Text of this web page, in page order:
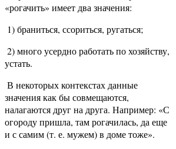
«рогачить» имеет два значения:
1) браниться, ссориться, ругаться;
2) много усердно работать по хозяйству,
устать.
В некоторых контекстах данные
значения как бы совмещаются,
налагаются друг на друга. Например: «С
огороду пришла, там рогачилась, да еще
и с самим (т. е. мужем) в доме тоже».